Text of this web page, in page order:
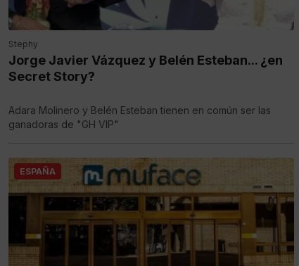
Stephy
Jorge Javier Vázquez y Belén Esteban... ¿en
Secret Story?
Adara Molinero y Belén Esteban tienen en común ser las
ganadoras de "GH VIP"
ESPAÑA